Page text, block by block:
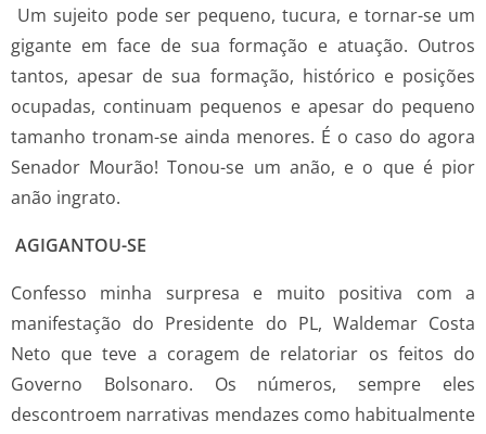
Um sujeito pode ser pequeno, tucura, e tornar-se um
gigante em face de sua formação e atuação. Outros
tantos, apesar de sua formação, histórico e posições
ocupadas, continuam pequenos e apesar do pequeno
tamanho tronam-se ainda menores. É o caso do agora
Senador Mourão! Tonou-se um anão, e o que é pior
anão ingrato.
AGIGANTOU-SE
Confesso minha surpresa e muito positiva com a
manifestação do Presidente do PL, Waldemar Costa
Neto que teve a coragem de relatoriar os feitos do
Governo Bolsonaro. Os números, sempre eles
descontroem narrativas mendazes como habitualmente